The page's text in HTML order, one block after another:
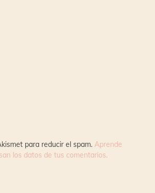
para reducir el spam. Aprende
los datos de tus comentarios.